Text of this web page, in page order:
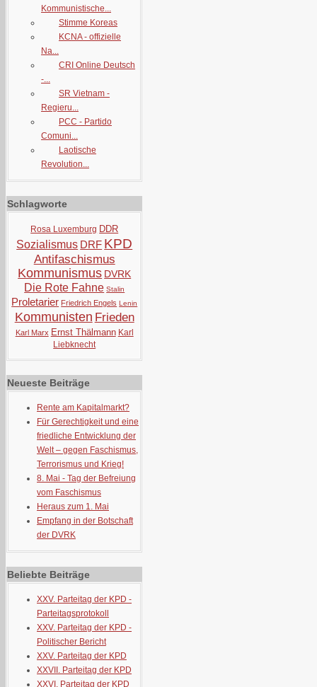
Kommunistische...
Stimme Koreas
KCNA - offizielle
Na...
CRI Online Deutsch
-...
SR Vietnam -
Regieru...
PCC - Partido
Comuni...
Laotische
Revolution...
Schlagworte
Rosa Luxemburg DDR
Sozialismus DRF KPD
Antifaschismus
Kommunismus DVRK
Die Rote Fahne Stalin
Proletarier Friedrich Engels Lenin
Kommunisten Frieden
Karl Marx Ernst Thälmann Karl
Liebknecht
Neueste Beiträge
Rente am Kapitalmarkt?
Für Gerechtigkeit und eine
friedliche Entwicklung der
Welt – gegen Faschismus,
Terrorismus und Krieg!
8. Mai - Tag der Befreiung
vom Faschismus
Heraus zum 1. Mai
Empfang in der Botschaft
der DVRK
Beliebte Beiträge
XXV. Parteitag der KPD -
Parteitagsprotokoll
XXV. Parteitag der KPD -
Politischer Bericht
XXV. Parteitag der KPD
XXVII. Parteitag der KPD
XXVI. Parteitag der KPD